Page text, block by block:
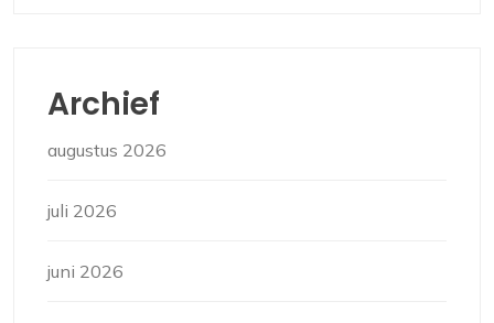
Archief
augustus 2026
juli 2026
juni 2026